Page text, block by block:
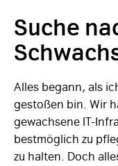
Suche
Alles begann, als
gestoßen bin. Wir
gewachsene IT-
bestmöglich zu
zu halten. Doch